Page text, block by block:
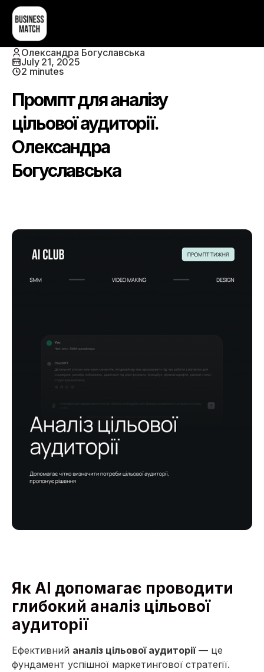
Олександра Богуславська
July 21, 2025
2 minutes
Промпт для аналізу
цільової аудиторії.
Олександра
Богуславська
Як AI допомагає проводити
глибокий аналіз цільової
аудиторії
Ефективний аналіз цільової аудиторії— це
фундамент успішної маркетингової стратегії.